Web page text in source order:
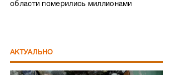
области померились миллионами
АКТУАЛЬНО